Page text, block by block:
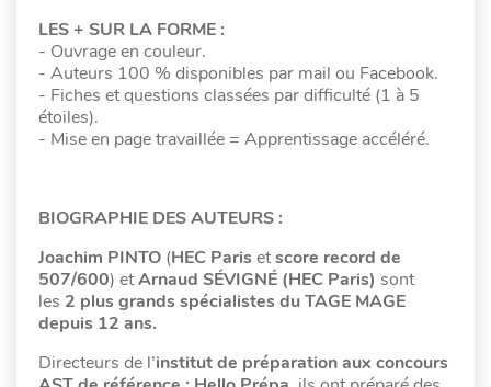
LES + SUR LA FORME :
- Ouvrage en couleur.
- Auteurs 100 % disponibles par mail ou Facebook.
- Fiches et questions classées par difficulté (1 à 5
étoiles).
- Mise en page travaillée = Apprentissage accéléré.
BIOGRAPHIE DES AUTEURS :
Joachim PINTO (HEC Paris etscore record de
507/600) etArnaud SÉVIGNÉ (HEC Paris) sont
les 2 plus grands spécialistes du TAGE MAGE
depuis 12 ans.
Directeurs de l’institut de préparation aux concours